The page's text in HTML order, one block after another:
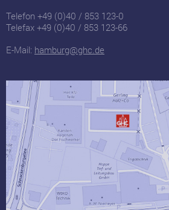
Telefon +49 (0)40 / 853 123-0
Telefax +49 (0)40 / 853 123-66
E-Mail: hamburg@ghc.de